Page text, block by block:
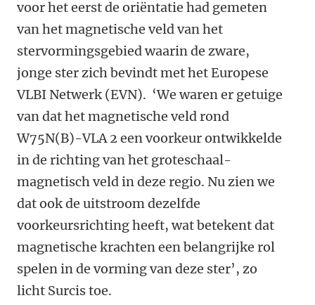
voor het eerst de oriëntatie had gemeten
van het magnetische veld van het
stervormingsgebied waarin de zware,
jonge ster zich bevindt met het Europese
VLBI Netwerk (EVN). ‘We waren er getuige
van dat het magnetische veld rond
W75N(B)-VLA 2 een voorkeur ontwikkelde
in de richting van het groteschaal-
magnetisch veld in deze regio. Nu zien we
dat ook de uitstroom dezelfde
voorkeursrichting heeft, wat betekent dat
magnetische krachten een belangrijke rol
spelen in de vorming van deze ster’, zo
licht Surcis toe.